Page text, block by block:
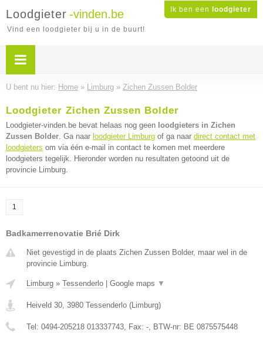
Ik ben een loodgieter
Loodgieter -vinden.be
Vind een loodgieter bij u in de buurt!
U bent nu hier: Home » Limburg » Zichen Zussen Bolder
Loodgieter Zichen Zussen Bolder
Loodgieter-vinden.be bevat helaas nog geen loodgieters in Zichen
Zussen Bolder. Ga naar loodgieter Limburg of ga naar direct contact met
loodgieters om via één e-mail in contact te komen met meerdere
loodgieters tegelijk. Hieronder worden nu resultaten getoond uit de
provincie Limburg.
1
Badkamerrenovatie Brié Dirk
Niet gevestigd in de plaats Zichen Zussen Bolder, maar wel in de
provincie Limburg.
Limburg » Tessenderlo Google maps ▼
Heiveld 30, 3980 Tessenderlo (Limburg)
Tel: 0494-205218 013337743, Fax: -, BTW-nr: BE 0875575448